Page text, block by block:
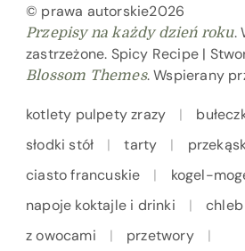
© prawa autorskie2026
Przepisy na każdy dzień roku.
zastrzeżone. Spicy Recipe |
Blossom Themes. Wspierany
kotlety pulpety zrazy
słodki stół
tarty
ciasto francuskie
kogel-
napoje koktajle i drinki
chleb
z owocami
przetwory